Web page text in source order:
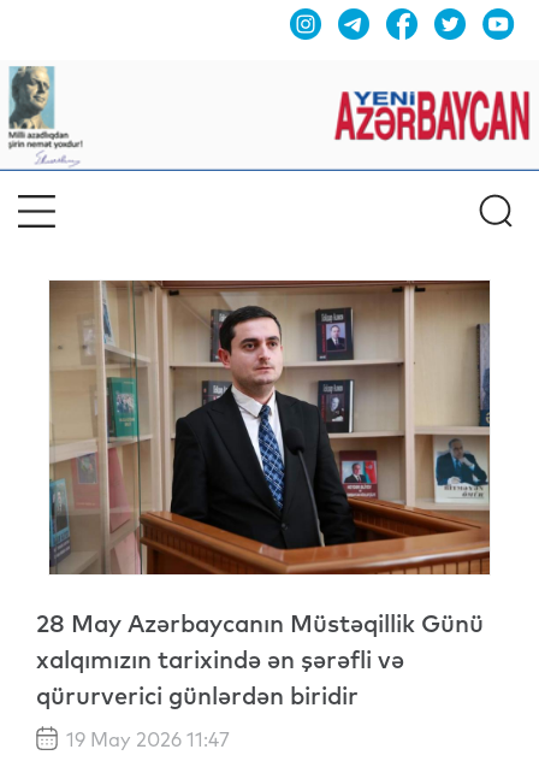
28 May Azərbaycanın Müstəqillik Günü
xalqımızın tarixində ən şərəfli və
qürurverici günlərdən biridir
19 May 2026 11:47